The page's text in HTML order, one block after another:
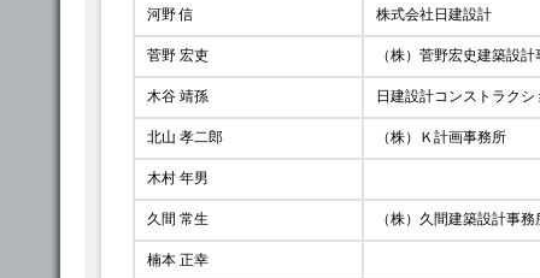
河野 信 株式会社日建設計
菅野 宏吏 （株）菅野宏史建築設
木谷 靖孫 日建設計コンストラク
北山 孝二郎 （株）Ｋ計画事務所
木村 年男
久間 常生 （株）久間建築設計事
楠本 正幸